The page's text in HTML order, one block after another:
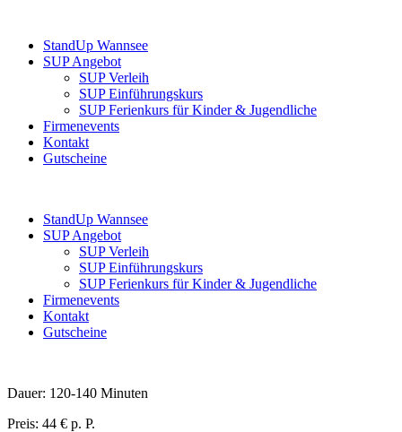
StandUp Wannsee
SUP Angebot
SUP Verleih
SUP Einführungskurs
SUP Ferienkurs für Kinder & Jugendliche
Firmenevents
Kontakt
Gutscheine
StandUp Wannsee
SUP Angebot
SUP Verleih
SUP Einführungskurs
SUP Ferienkurs für Kinder & Jugendliche
Firmenevents
Kontakt
Gutscheine
Dauer: 120-140 Minuten
Preis: 44 € p. P.